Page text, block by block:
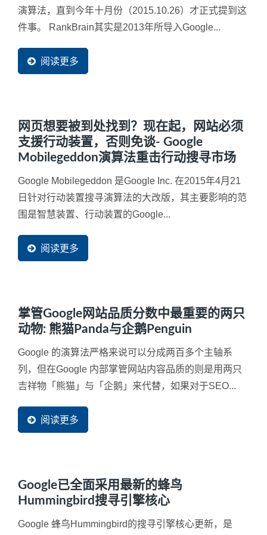
演算法，直到今年十月份（2015.10.26）才正式提到这
件事。 RankBrain其实是2013年所导入Google...
阅读更多
网页想要被到处找到？现在起，网站必须
支援行动装置，否则免谈- Google
Mobilegeddon演算法重击行动搜寻市场
Google Mobilegeddon 是Google Inc. 在2015年4月21
日针对行动装置搜寻演算法的大改版，其主要影响的范
围是智慧装置、行动装置的Google...
阅读更多
掌管Google网站品质分数中最重要的两只
动物: 熊猫Panda与企鹅Penguin
Google 的演算法严格来说可以分成两百多个主轴系
列，但在Google 内部掌管网站内容品质的则是用两只
吉祥物「熊猫」与「企鹅」来代替，如果对于SEO...
阅读更多
Google已全面采用最新的蜂鸟
Hummingbird搜寻引擎核心
Google 蜂鸟Hummingbird的搜寻引擎核心更新，是